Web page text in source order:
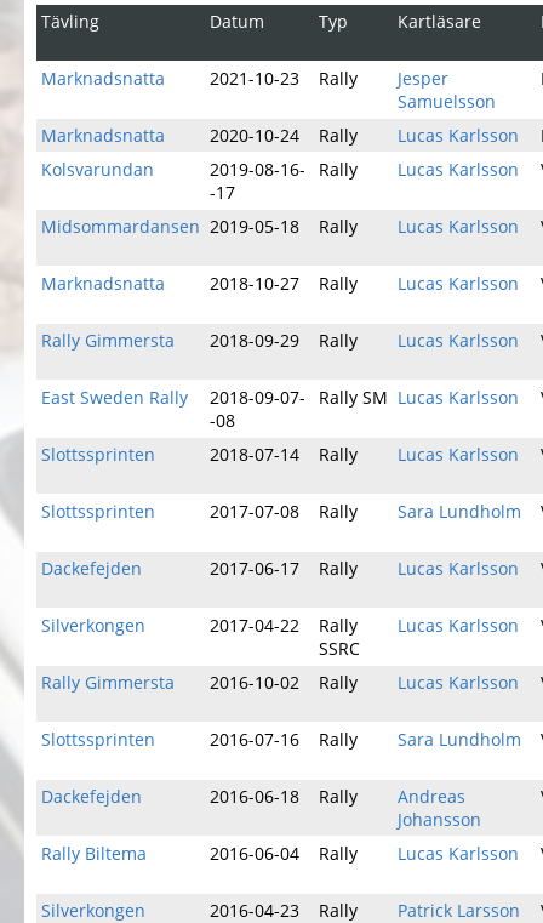
Tävling Datum Typ Kartläsare
Marknadsnatta 2021-10-23 Rally
Jesper
Samuelsson
Marknadsnatta 2020-10-24 Rally Lucas Karlsson
Kolsvarundan
2019-08-16-
-17
Rally Lucas Karlsson
Midsommardansen 2019-05-18 Rally Lucas Karlsson
Marknadsnatta 2018-10-27 Rally Lucas Karlsson
Rally Gimmersta 2018-09-29 Rally Lucas Karlsson
East Sweden Rally
2018-09-07-
-08
Rally SM Lucas Karlsson
Slottssprinten 2018-07-14 Rally Lucas Karlsson
Slottssprinten 2017-07-08 Rally Sara Lundholm
Dackefejden 2017-06-17 Rally Lucas Karlsson
Silverkongen 2017-04-22
Rally
SSRC
Lucas Karlsson
Rally Gimmersta 2016-10-02 Rally Lucas Karlsson
Slottssprinten 2016-07-16 Rally Sara Lundholm
Dackefejden 2016-06-18 Rally
Andreas
Johansson
Rally Biltema 2016-06-04 Rally Lucas Karlsson
Silverkongen 2016-04-23 Rally Patrick Larsson